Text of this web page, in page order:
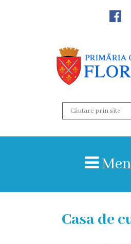
Primăria
Structura,
OrganigramaCasa de